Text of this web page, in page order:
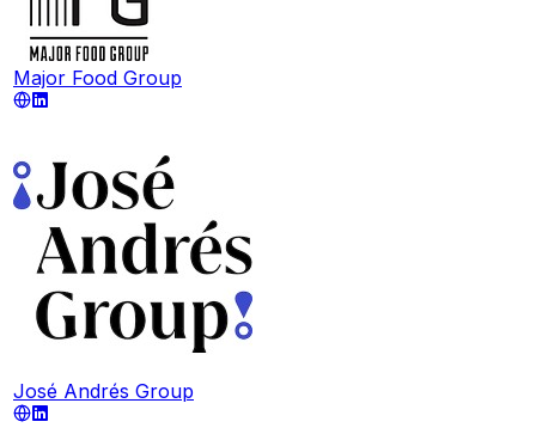
Major Food Group
José Andrés Group